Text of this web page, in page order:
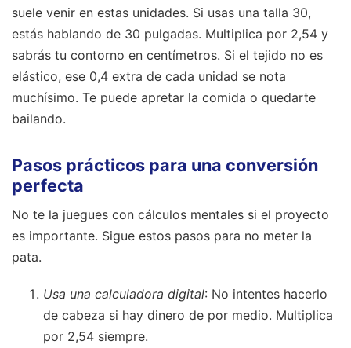
suele venir en estas unidades. Si usas una talla 30,
estás hablando de 30 pulgadas. Multiplica por 2,54 y
sabrás tu contorno en centímetros. Si el tejido no es
elástico, ese 0,4 extra de cada unidad se nota
muchísimo. Te puede apretar la comida o quedarte
bailando.
Pasos prácticos para una conversión
perfecta
No te la juegues con cálculos mentales si el proyecto
es importante. Sigue estos pasos para no meter la
pata.
Usa una calculadora digital: No intentes hacerlo
de cabeza si hay dinero de por medio. Multiplica
por 2,54 siempre.